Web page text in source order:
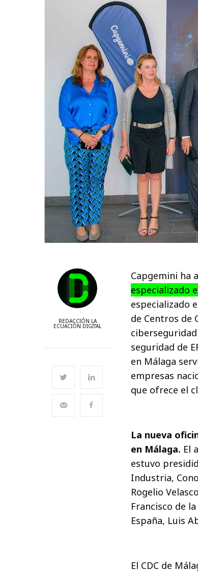
REDACCIÓN LA
ECUACIÓN DIGITAL
Capgemini ha
especializado
especializado
de Centros de
seguridad de
en Málaga
empresas
que ofrece el
La nueva
en Málaga. El
estuvo
Industria,
Rogelio
Francisco de
España, Luis
El CDC de